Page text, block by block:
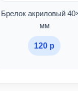
Брелок акриловый
мм
120 р